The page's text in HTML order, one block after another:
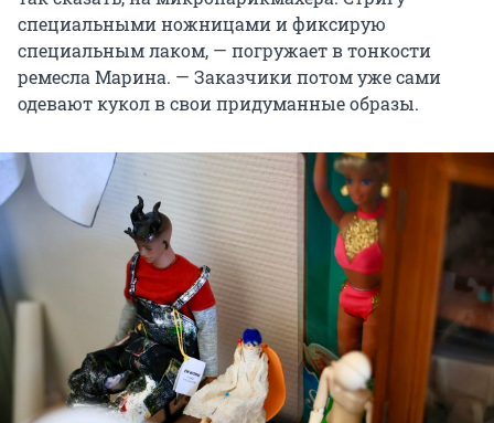
специальными ножницами и фиксирую
специальным лаком, — погружает в тонкости
ремесла Марина. — Заказчики потом уже сами
одевают кукол в свои придуманные образы.